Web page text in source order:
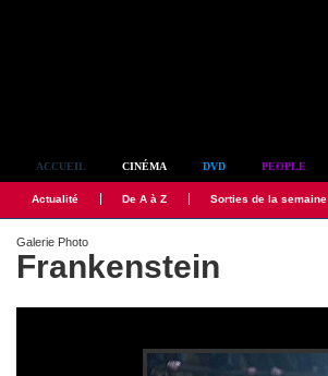
ACCUEIL CINÉMA DVD PEOPLE
Actualité De A à Z Sorties de la semaine
Galerie Photo
Frankenstein